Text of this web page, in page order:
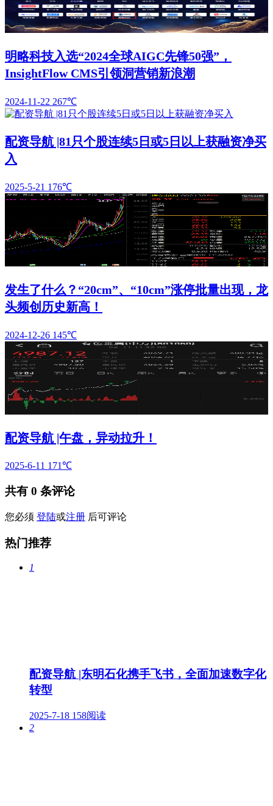
明略科技入选“2024全球AIGC先锋50强”，
InsightFlow CMS引领洞营销新浪潮
2024-11-22 267℃
配资导航 |81只个股连续5日或5日以上获融资净买
入
2025-5-21 176℃
发生了什么？“20cm”、“10cm”涨停批量出现，龙
头频创历史新高！
2024-12-26 145℃
配资导航 |午盘，异动拉升！
2025-6-11 171℃
共有 0 条评论
您必须 登陆或注册 后可评论
热门推荐
1
配资导航 |东明石化携手飞书，全面加速数字化
转型
2025-7-18 158阅读
2